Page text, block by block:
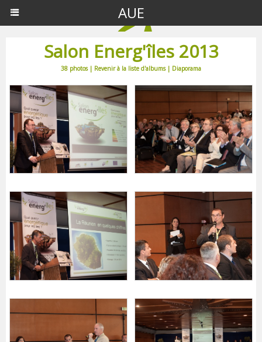
AUE
Salon Energ'îles 2013
38 photos | Revenir à la liste d'albums | Diaporama